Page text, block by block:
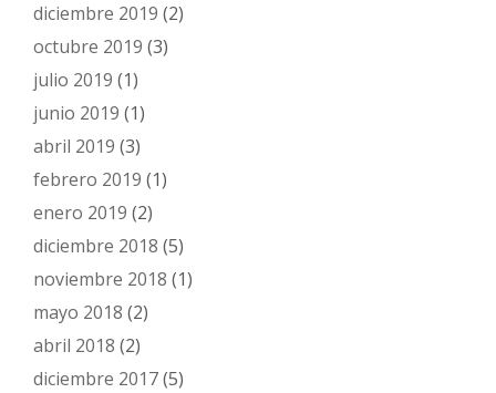
diciembre 2019 (2)
octubre 2019 (3)
julio 2019 (1)
junio 2019 (1)
abril 2019 (3)
febrero 2019 (1)
enero 2019 (2)
diciembre 2018 (5)
noviembre 2018 (1)
mayo 2018 (2)
abril 2018 (2)
diciembre 2017(5)